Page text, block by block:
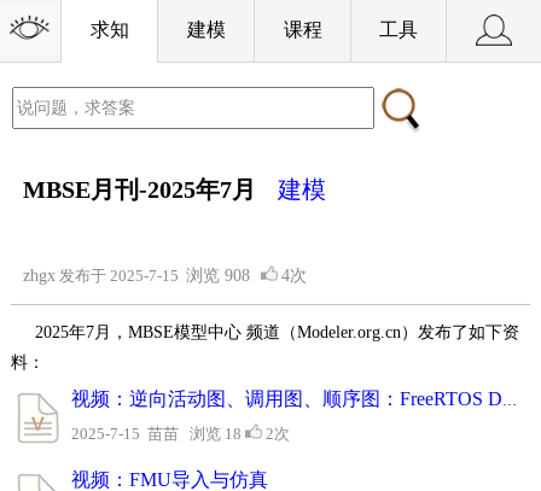
求知 建模 课程 工具
MBSE月刊-2025年7月 建模
zhgx 发布于 2025-7-15 浏览 908 4次
2025年7月，MBSE模型中心 频道（Modeler.org.cn）发布了如下资
料：
视频：逆向活动图、调用图、顺序图：FreeRTOS Demo
2025-7-15 苗苗 浏览 18 2次
视频：FMU导入与仿真